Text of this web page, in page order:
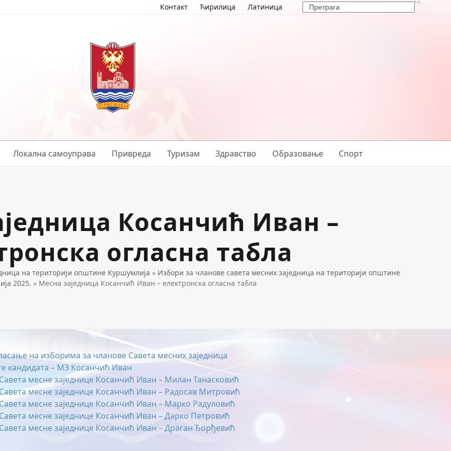
Контакт Ћирилица Латиница Search
Локална самоуправа Привреда Туризам Здравство Образовање Спорт
Косанчић Иван –
огласна табла
на територији општине Куршумлија » Избори за чланове савета месних заједница на територији општине
2025. » Месна заједница Косанчић Иван – електронска огласна табла
на изборима за чланове Савета месних заједница
кандидата – МЗ Косанчић Иван
месне заједнице Косанчић Иван – Милан Танасковић
месне заједнице Косанчић Иван – Радосав Митровић
месне заједнице Косанчић Иван – Марко Радуловић
месне заједнице Косанчић Иван – Дарко Петровић
месне заједнице Косанчић Иван – Драган Ђорђевић